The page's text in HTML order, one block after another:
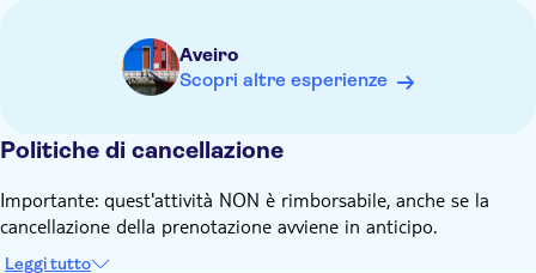
d'ingresso per nessuno dei luoghi d'interesse visti lungo il
Aveiro
Scopri altre esperienze
Politiche di cancellazione
Importante: quest'attività NON è rimborsabile, anche se la
cancellazione della prenotazione avviene in anticipo.
Leggi tutto